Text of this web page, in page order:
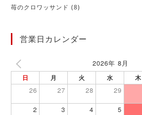
苺のクロワッサンド (8)
営業日カレンダー
2026年 8月
日 月 火 水 木
26 27 28 29
2 3 4 5